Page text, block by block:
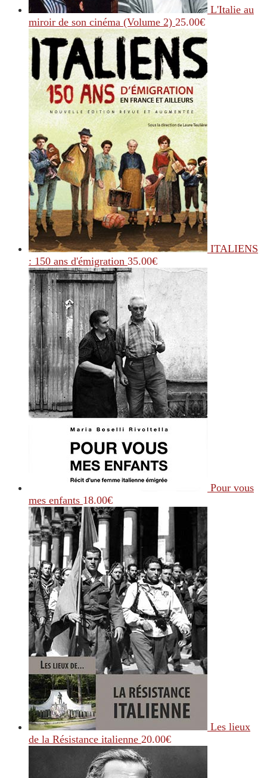
L'Italie au
miroir de son cinéma (Volume 2) 25.00€
ITALIENS
: 150 ans d'émigration 35.00€
Pour vous
mes enfants 18.00€
Les lieux
de la Résistance italienne 20.00€